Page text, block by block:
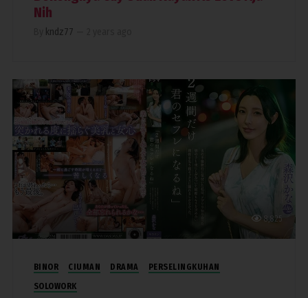
Nih
kndz77
8,825
BINOR CIUMAN DRAMA
PERSELINGKUHAN
SOLOWORK